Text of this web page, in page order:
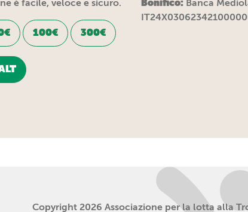
è facile, veloce e sicuro.
100€ 300€
Bonifico: Banca
Copyright 2026 Associazione per la lotta alla